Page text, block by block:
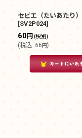
セビエ（たいあたり）
[SV2P024]
60円 (税別)
(税込: 66円)